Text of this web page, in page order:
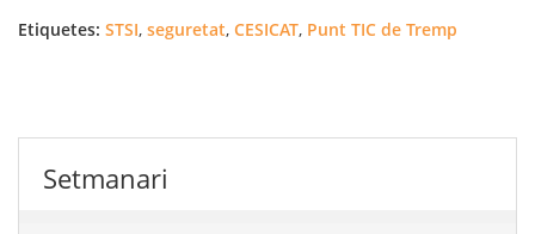
Etiquetes: STSI, seguretat, CESICAT, Punt TIC de Tremp
Setmanari